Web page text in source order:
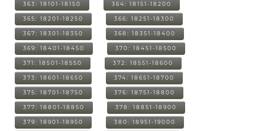
363: 18101-18150 364: 18151-18200
365: 18201-18250 366: 18251-18300
367: 18301-18350 368: 18351-18400
369: 18401-18450 370: 18451-18500
371: 18501-18550 372: 18551-18600
373: 18601-18650 374: 18651-18700
375: 18701-18750 376: 18751-18800
377: 18801-18850 378: 18851-18900
379: 18901-18950 380: 18951-19000